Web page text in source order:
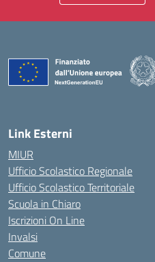
Link Esterni
MIUR
Ufficio Scolastico Regionale
Ufficio Scolastico Territoriale
Scuola in Chiaro
Iscrizioni On Line
Invalsi
Comune